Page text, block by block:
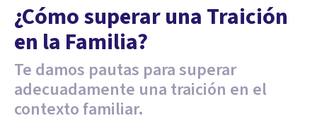
¿Cómo superar una Traición
en la Familia?
Te damos pautas para superar
adecuadamente una traición en el
contexto familiar.